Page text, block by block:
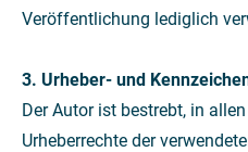
Veröffentlichung lediglich
3. Urheber- und
Der Autor ist bestrebt, in
Urheberrechte der